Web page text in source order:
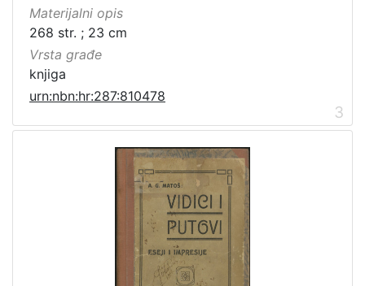
Materijalni opis
268 str. ; 23 cm
Vrsta građe
knjiga
urn:nbn:hr:287:810478
3